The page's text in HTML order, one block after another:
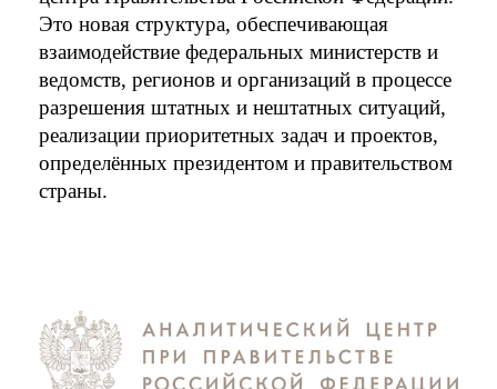
Это новая структура, обеспечивающая
взаимодействие федеральных министерств и
ведомств, регионов и организаций в процессе
разрешения штатных и нештатных ситуаций,
реализации приоритетных задач и проектов,
определённых президентом и правительством
страны.